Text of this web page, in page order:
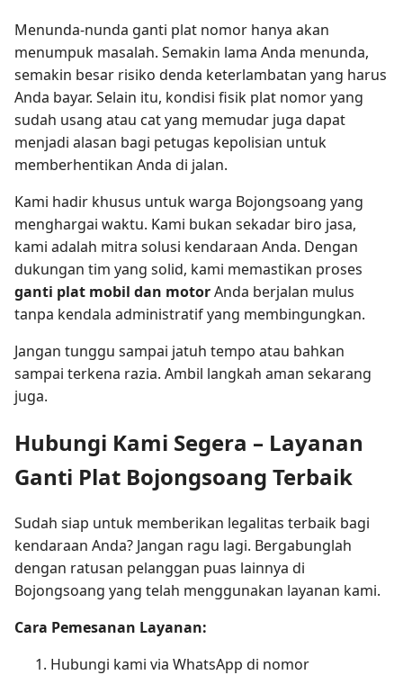
Menunda-nunda ganti plat nomor hanya akan
menumpuk masalah. Semakin lama Anda menunda,
semakin besar risiko denda keterlambatan yang harus
Anda bayar. Selain itu, kondisi fisik plat nomor yang
sudah usang atau cat yang memudar juga dapat
menjadi alasan bagi petugas kepolisian untuk
memberhentikan Anda di jalan.
Kami hadir khusus untuk warga Bojongsoang yang
menghargai waktu. Kami bukan sekadar biro jasa,
kami adalah mitra solusi kendaraan Anda. Dengan
dukungan tim yang solid, kami memastikan proses
ganti plat mobil dan motorAnda berjalan mulus
tanpa kendala administratif yang membingungkan.
Jangan tunggu sampai jatuh tempo atau bahkan
sampai terkena razia. Ambil langkah aman sekarang
juga.
Hubungi Kami Segera – Layanan
Ganti Plat Bojongsoang Terbaik
Sudah siap untuk memberikan legalitas terbaik bagi
kendaraan Anda? Jangan ragu lagi. Bergabunglah
dengan ratusan pelanggan puas lainnya di
Bojongsoang yang telah menggunakan layanan kami.
Cara Pemesanan Layanan:
Hubungi kami via WhatsApp di nomor